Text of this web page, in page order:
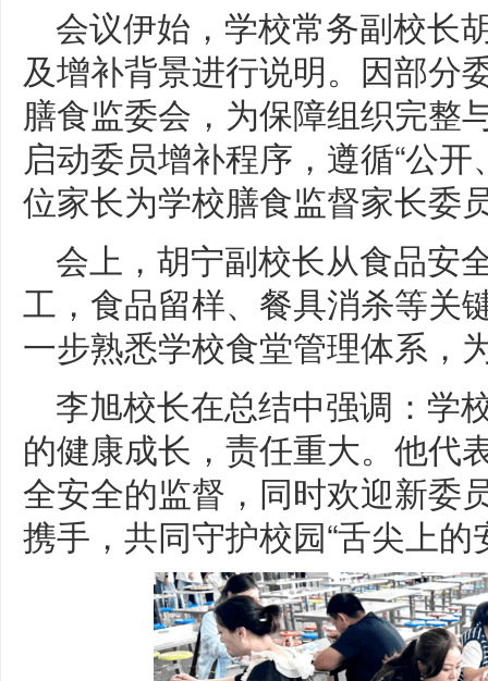
会议伊始，学校常务副校长
及增补背景进行说明。因部分
膳食监委会，为保障组织完整
启动委员增补程序，遵循“公
位家长为学校膳食监督家长委
会上，胡宁副校长从食品安
工，食品留样、餐具消杀等关
一步熟悉学校食堂管理体系，
李旭校长在总结中强调：学
的健康成长，责任重大。他代
全安全的监督，同时欢迎新委
携手，共同守护校园“舌尖上的